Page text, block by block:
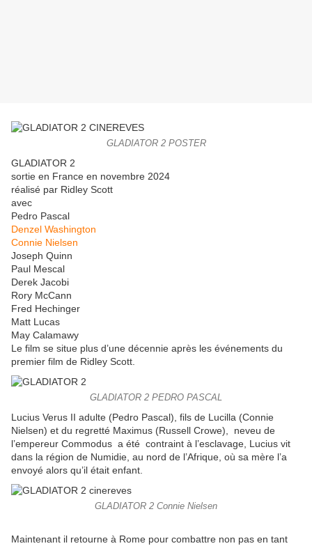
GLADIATOR 2 POSTER
GLADIATOR 2
sortie en France en novembre 2024
réalisé par Ridley Scott
avec
Pedro Pascal
Denzel Washington
Connie Nielsen
Joseph Quinn
Paul Mescal
Derek Jacobi
Rory McCann
Fred Hechinger
Matt Lucas
May Calamawy
Le film se situe plus d’une décennie après les événements du
premier film de Ridley Scott.
GLADIATOR 2 PEDRO PASCAL
Lucius Verus II adulte (Pedro Pascal), fils de Lucilla (Connie
Nielsen) et du regretté Maximus (Russell Crowe), neveu de
l’empereur Commodus a été contraint à l’esclavage, Lucius vit
dans la région de Numidie, au nord de l’Afrique, où sa mère l’a
envoyé alors qu’il était enfant.
GLADIATOR 2 Connie Nielsen
Maintenant il retourne à Rome pour combattre non pas en tant